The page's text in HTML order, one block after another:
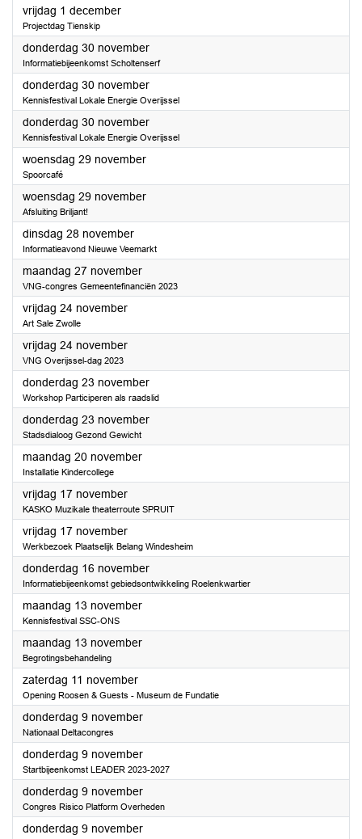
vrijdag 1 december2023
Projectdag Tienskip
donderdag 30 november2023
Informatiebijeenkomst Scholtenserf
donderdag 30 november2023
Kennisfestival Lokale Energie Overijssel
donderdag 30 november2023
Kennisfestival Lokale Energie Overijssel
woensdag 29 november2023
Spoorcafé
woensdag 29 november2023
Afsluiting Briljant!
dinsdag 28 november2023
Informatieavond Nieuwe Veemarkt
maandag 27 november2023
VNG-congres Gemeentefinanciën 2023
vrijdag 24 november2023
Art Sale Zwolle
vrijdag 24 november2023
VNG Overijssel-dag 2023
donderdag 23 november2023
Workshop Participeren als raadslid
donderdag 23 november2023
Stadsdialoog Gezond Gewicht
maandag 20 november2023
Installatie Kindercollege
vrijdag 17 november2023
KASKO Muzikale theaterroute SPRUIT
vrijdag 17 november2023
Werkbezoek Plaatselijk Belang Windesheim
donderdag 16 november2023
Informatiebijeenkomst gebiedsontwikkeling Roelenkwartier
maandag 13 november2023
Kennisfestival SSC-ONS
maandag 13 november2023
Begrotingsbehandeling
zaterdag 11 november2023
Opening Roosen & Guests - Museum de Fundatie
donderdag 9 november2023
Nationaal Deltacongres
donderdag 9 november2023
Startbijeenkomst LEADER 2023-2027
donderdag 9 november2023
Congres Risico Platform Overheden
donderdag 9 november2023